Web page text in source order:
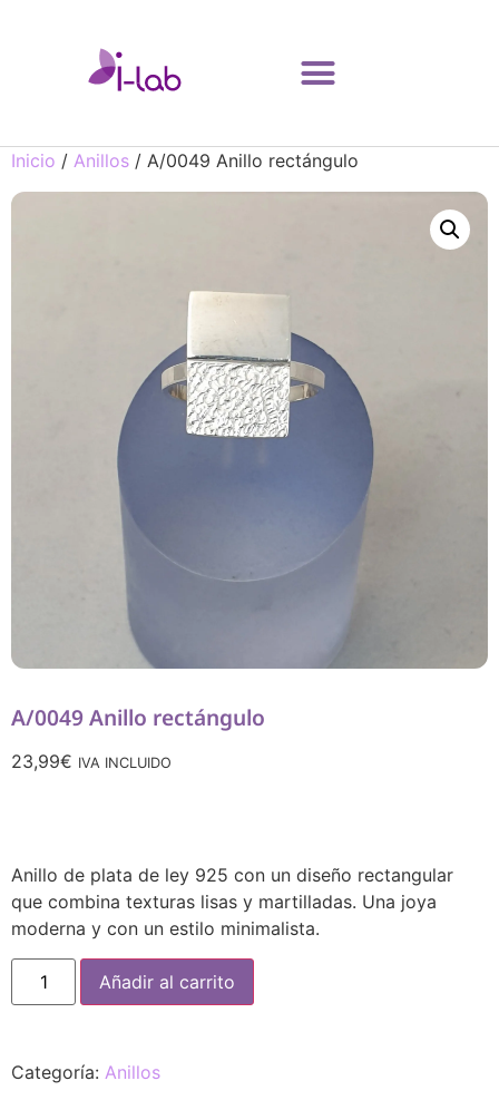
Inicio / Anillos / A/0049 Anillo rectángulo
A/0049 Anillo rectángulo
23,99€ IVA INCLUIDO
Anillo de plata de ley 925 con un diseño rectangular
que combina texturas lisas y martilladas. Una joya
moderna y con un estilo minimalista.
Añadir al carrito
Categoría: Anillos